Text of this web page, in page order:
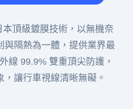
頂級鍍膜技術，以無機奈
與隔熱為一體，提供業界最
線 99.9% 雙重頂尖防護，
，讓行車視線清晰無礙。